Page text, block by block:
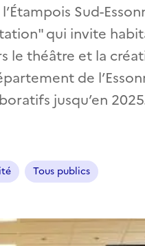
Sud-
qui invite
le théâtre et la
de
jusqu’en
Tous publics